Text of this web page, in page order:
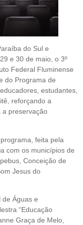
do Sul e
e 30 de maio, o 3º
Federal Fluminense
do Programa de
estudantes,
reforçando a
a preservação
feita pela
com os municípios de
Conceição de
Jesus do
de Águas e
“Educação
Graça de Melo,